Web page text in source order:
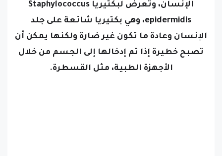
epidermidis، وهي بكتيريا شائعة على جلد
الإنسان وعادة ما تكون غير ضارة ولكنها يمكن أن
تصبح خطيرة إذا تم إدخالها إلى الجسم من خلال
الأجهزة الطبية، مثل القسطرة.